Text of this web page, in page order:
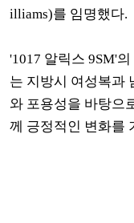
illiams)를 임명했다.
'1017 알릭스 9SM'
는 지방시 여성복과
와 포용성을 바탕으
께 긍정적인 변화를